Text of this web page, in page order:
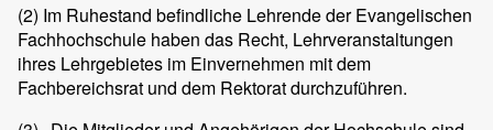
(2) Im Ruhestand befindliche Lehrende der Evangelischen
Fachhochschule haben das Recht, Lehrveranstaltungen
ihres Lehrgebietes im Einvernehmen mit dem
Fachbereichsrat und dem Rektorat durchzuführen.